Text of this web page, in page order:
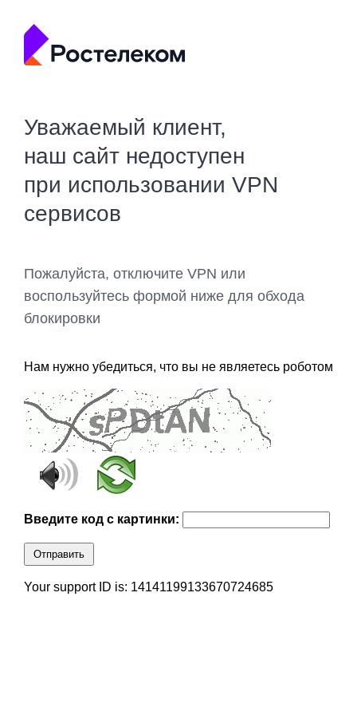
Уважаемый клиент,
наш сайт недоступен
при использовании VPN
сервисов
Пожалуйста, отключите VPN или
воспользуйтесь формой ниже для обхода
блокировки
Нам нужно убедиться, что вы не являетесь роботом
Введите код с картинки:
Отправить
Your support ID is: 14141199133670724685